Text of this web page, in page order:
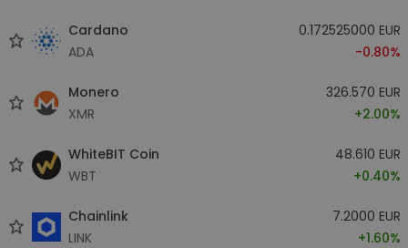
Cardano
ADA
0.172525000 EUR
-0.80%
Monero
XMR
326.570 EUR
+2.00%
WhiteBIT Coin
WBT
48.610 EUR
+0.40%
Chainlink
LINK
7.2000 EUR
+1.60%